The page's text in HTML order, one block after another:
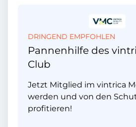
DRINGEND EMPFOHLEN
Pannenhilfe des
Club
Jetzt Mitglied im vintrica
werden und von den
profitieren!